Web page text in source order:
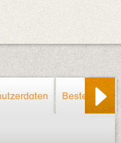
Bestellung/